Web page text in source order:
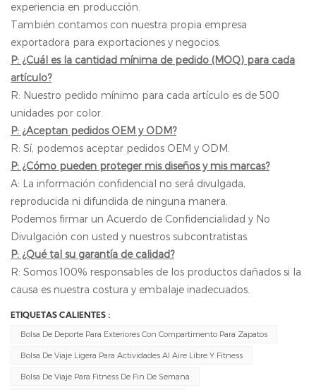
experiencia en producción.
También contamos con nuestra propia empresa
exportadora para exportaciones y negocios.
P: ¿Cuál es la cantidad mínima de pedido (MOQ) para cada
artículo?
R: Nuestro pedido mínimo para cada artículo es de 500
unidades por color.
P: ¿Aceptan pedidos OEM y ODM?
R: Sí, podemos aceptar pedidos OEM y ODM.
P: ¿Cómo pueden proteger mis diseños y mis marcas?
A: La información confidencial no será divulgada,
reproducida ni difundida de ninguna manera.
Podemos firmar un Acuerdo de Confidencialidad y No
Divulgación con usted y nuestros subcontratistas.
P: ¿Qué tal su garantía de calidad?
R: Somos 100% responsables de los productos dañados si la
causa es nuestra costura y embalaje inadecuados.
ETIQUETAS CALIENTES :
Bolsa De Deporte Para Exteriores Con Compartimento Para Zapatos
Bolsa De Viaje Ligera Para Actividades Al Aire Libre Y Fitness
Bolsa De Viaje Para Fitness De Fin De Semana